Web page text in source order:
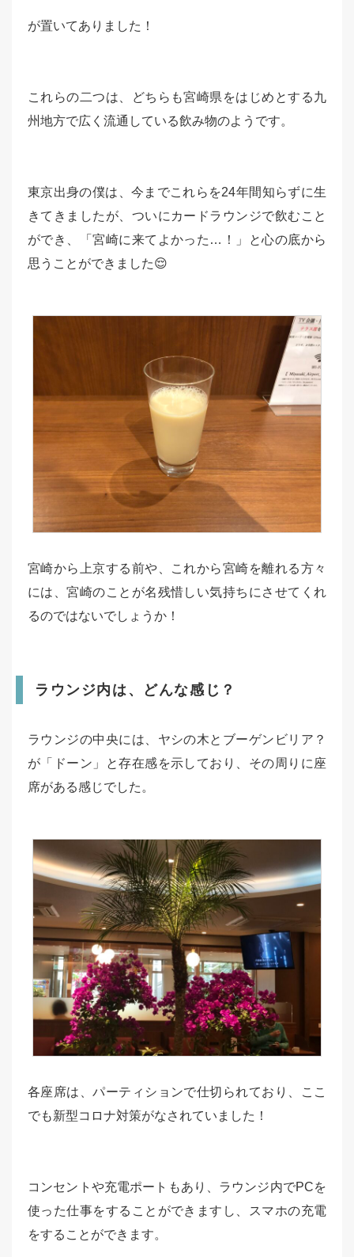
が置いてありました！
これらの二つは、どちらも宮崎県をはじめとする九
州地方で広く流通している飲み物のようです。
東京出身の僕は、今までこれらを24年間知らずに生
きてきましたが、ついにカードラウンジで飲むこと
ができ、「宮崎に来てよかった…！」と心の底から
思うことができました😌
宮崎から上京する前や、これから宮崎を離れる方々
には、宮崎のことが名残惜しい気持ちにさせてくれ
るのではないでしょうか！
ラウンジ内は、どんな感じ？
ラウンジの中央には、ヤシの木とブーゲンビリア？
が「ドーン」と存在感を示しており、その周りに座
席がある感じでした。
各座席は、パーティションで仕切られており、ここ
でも新型コロナ対策がなされていました！
コンセントや充電ポートもあり、ラウンジ内でPCを
使った仕事をすることができますし、スマホの充電
をすることができます。